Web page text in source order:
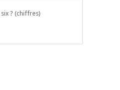
? (chiffres)